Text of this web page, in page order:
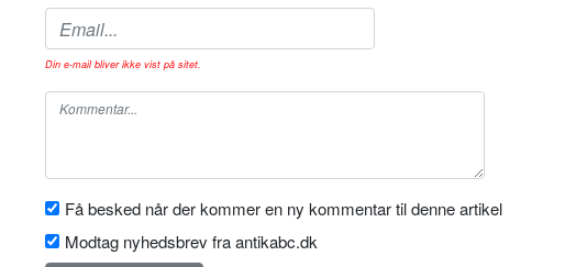
Din e-mail bliver ikke vist på sitet.
Få besked når der kommer en ny kommentar til denne artikel
Modtag nyhedsbrev fra antikabc.dk